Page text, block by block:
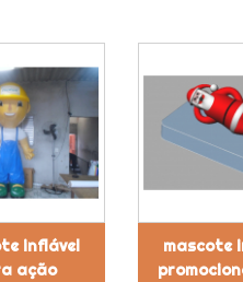
inflável
ação
mascote